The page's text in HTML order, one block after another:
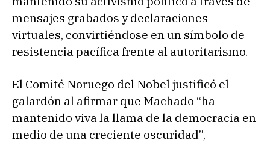
mensajes grabados y declaraciones
virtuales, convirtiéndose en un símbolo de
resistencia pacífica frente al autoritarismo.
El Comité Noruego del Nobel justificó el
galardón al afirmar que Machado “ha
mantenido viva la llama de la democracia en
medio de una creciente oscuridad”,